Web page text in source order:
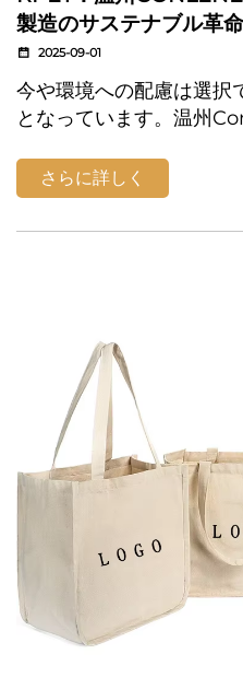
製造のサステナブル革命
2025-09-01
今や環境への配慮は選択
となっています。温州
をリードしています。当
期的な素材の一つが
ルです。
さらに詳しく